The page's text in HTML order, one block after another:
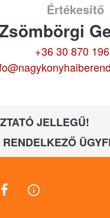
Értékesítő
+36 30 870
JELLEGŰ!